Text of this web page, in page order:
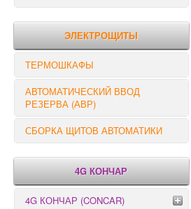
РЕЛЕ КОНТРОЛЯ
ЭЛЕКТРОЩИТЫ
ТЕРМОШКАФЫ
АВТОМАТИЧЕСКИЙ ВВОД
РЕЗЕРВА (АВР)
СБОРКА ЩИТОВ АВТОМАТИКИ
4G КОНЧАР
4G КОНЧАР (CONCAR)